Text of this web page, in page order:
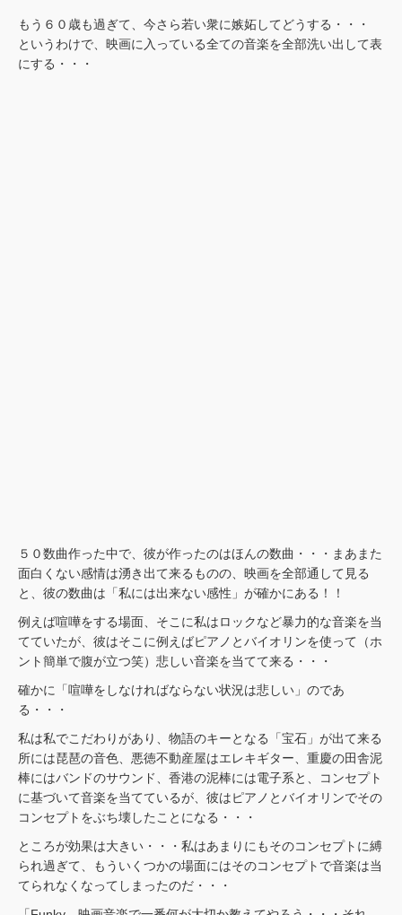
もう６０歳も過ぎて、今さら若い衆に嫉妬してどうする・・・
というわけで、映画に入っている全ての音楽を全部洗い出して表
にする・・・
５０数曲作った中で、彼が作ったのはほんの数曲・・・まあまた
面白くない感情は湧き出て来るものの、映画を全部通して見る
と、彼の数曲は「私には出来ない感性」が確かにある！！
例えば喧嘩をする場面、そこに私はロックなど暴力的な音楽を当
てていたが、彼はそこに例えばピアノとバイオリンを使って（ホ
ント簡単で腹が立つ笑）悲しい音楽を当てて来る・・・
確かに「喧嘩をしなければならない状況は悲しい」のであ
る・・・
私は私でこだわりがあり、物語のキーとなる「宝石」が出て来る
所には琵琶の音色、悪徳不動産屋はエレキギター、重慶の田舎泥
棒にはバンドのサウンド、香港の泥棒には電子系と、コンセプト
に基づいて音楽を当てているが、彼はピアノとバイオリンでその
コンセプトをぶち壊したことになる・・・
ところが効果は大きい・・・私はあまりにもそのコンセプトに縛
られ過ぎて、もういくつかの場面にはそのコンセプトで音楽は当
てられなくなってしまったのだ・・・